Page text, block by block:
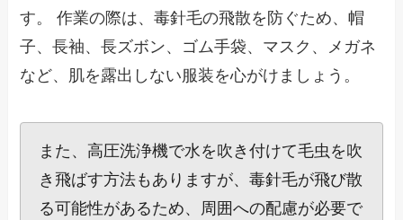
す。 作業の際は、毒針毛の飛散を防ぐため、帽
子、長袖、長ズボン、ゴム手袋、マスク、メガネ
など、肌を露出しない服装を心がけましょう。
また、高圧洗浄機で水を吹き付けて毛虫を吹
き飛ばす方法もありますが、毒針毛が飛び散
る可能性があるため、周囲への配慮が必要で